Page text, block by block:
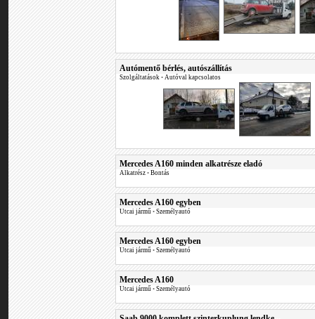
Autómentő bérlés, autószállítás
Szolgáltatások • Autóval kapcsolatos
Mercedes A160 minden alkatrésze eladó
Alkatrész • Bontás
Mercedes A160 egyben
Utcai jármű • Személyautó
Mercedes A160 egyben
Utcai jármű • Személyautó
Mercedes A160
Utcai jármű • Személyautó